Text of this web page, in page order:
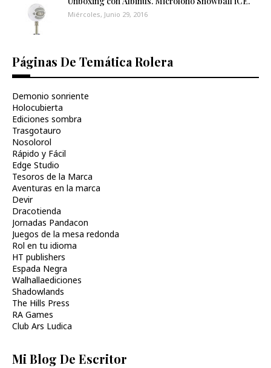
Miércoles, Junio 29, 2016
Páginas De Temática Rolera
Demonio sonriente
Holocubierta
Ediciones sombra
Trasgotauro
Nosolorol
Rápido y Fácil
Edge Studio
Tesoros de la Marca
Aventuras en la marca
Devir
Dracotienda
Jornadas Pandacon
Juegos de la mesa redonda
Rol en tu idioma
HT publishers
Espada Negra
Walhallaediciones
Shadowlands
The Hills Press
RA Games
Club Ars Ludica
Mi Blog De Escritor